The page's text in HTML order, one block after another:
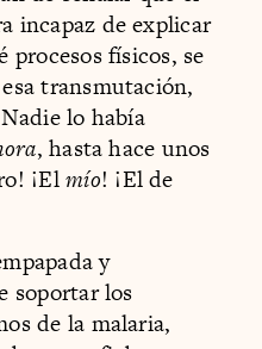
incapaz de explicar
procesos físicos, se
transmutación,
lo había
, hasta hace unos
¡Elmío! ¡El de
y
soportar los
de la malaria,